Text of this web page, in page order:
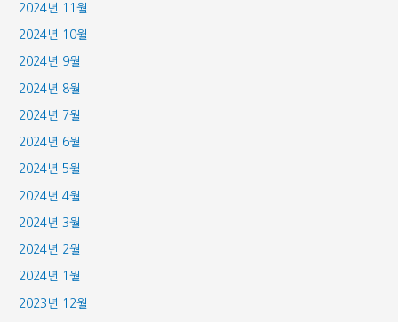
2024년 11월
2024년 10월
2024년 9월
2024년 8월
2024년 7월
2024년 6월
2024년 5월
2024년 4월
2024년 3월
2024년 2월
2024년 1월
2023년 12월